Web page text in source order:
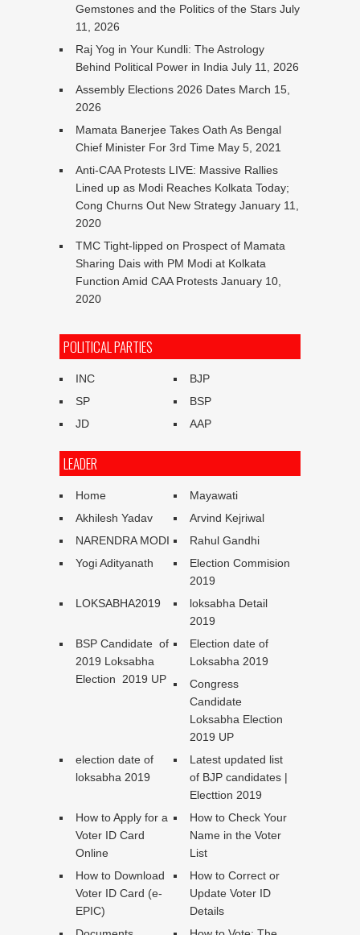
Gemstones and the Politics of the Stars July
11, 2026
Raj Yog in Your Kundli: The Astrology
Behind Political Power in India July 11, 2026
Assembly Elections 2026 Dates March 15,
2026
Mamata Banerjee Takes Oath As Bengal
Chief Minister For 3rd Time May 5, 2021
Anti-CAA Protests LIVE: Massive Rallies
Lined up as Modi Reaches Kolkata Today;
Cong Churns Out New Strategy January 11,
2020
TMC Tight-lipped on Prospect of Mamata
Sharing Dais with PM Modi at Kolkata
Function Amid CAA Protests January 10,
2020
POLITICAL PARTIES
INC
BJP
SP
BSP
JD
AAP
LEADER
Home
Mayawati
Akhilesh Yadav
Arvind Kejriwal
NARENDRA MODI
Rahul Gandhi
Yogi Adityanath
Election Commision
2019
LOKSABHA2019
loksabha Detail
2019
BSP Candidate of
2019 Loksabha
Election 2019 UP
Election date of
Loksabha 2019
Congress
Candidate
Loksabha Election
2019 UP
election date of
loksabha 2019
Latest updated list
of BJP candidates |
Electtion 2019
How to Apply for a
Voter ID Card
Online
How to Check Your
Name in the Voter
List
How to Download
Voter ID Card (e-
EPIC)
How to Correct or
Update Voter ID
Details